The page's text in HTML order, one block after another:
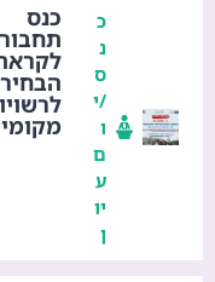
כ
נ
ס
/י
ו
ם
ע
יו
ן
כנס